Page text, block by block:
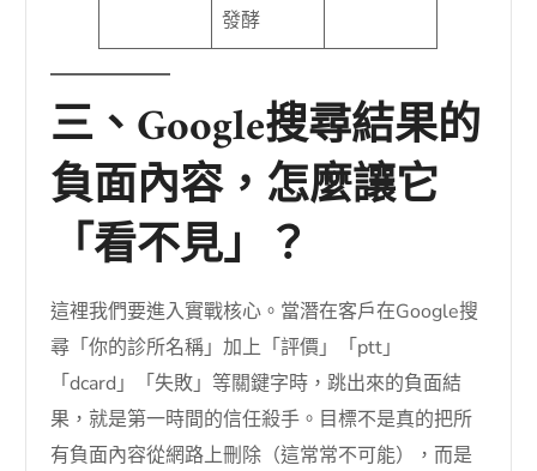
發酵
三、Google搜尋結果的
負面內容，怎麼讓它
「看不見」？
這裡我們要進入實戰核心。當潛在客戶在Google搜
尋「你的診所名稱」加上「評價」「ptt」
「dcard」「失敗」等關鍵字時，跳出來的負面結
果，就是第一時間的信任殺手。目標不是真的把所
有負面內容從網路上刪除（這常常不可能），而是